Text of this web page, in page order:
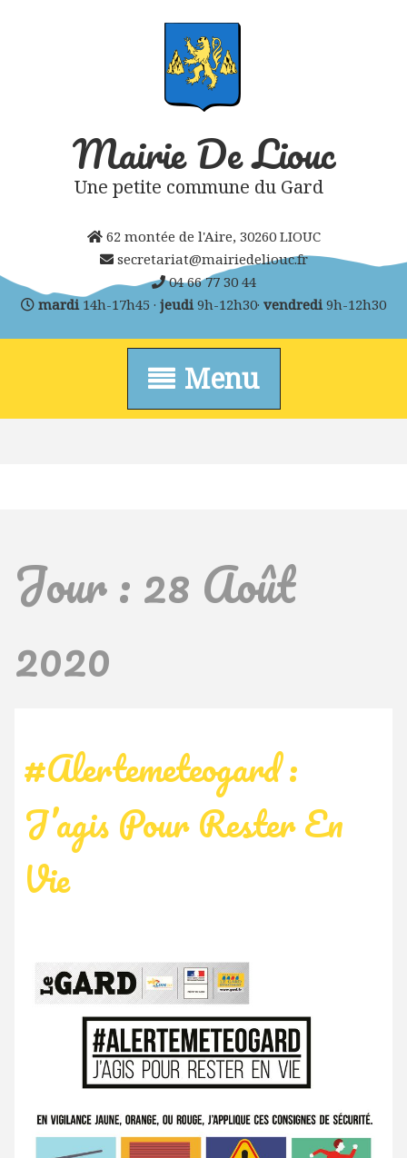
Mairie De Liouc
Une petite commune du Gard
62 montée de l'Aire, 30260 LIOUC
secretariat@mairiedeliouc.fr
04 66 77 30 44
mardi14h-17h45 · jeudi9h-12h30· vendredi9h-12h30
Jour :28 Août
2020
#alertemeteogard :
J’agis Pour Rester En
Vie